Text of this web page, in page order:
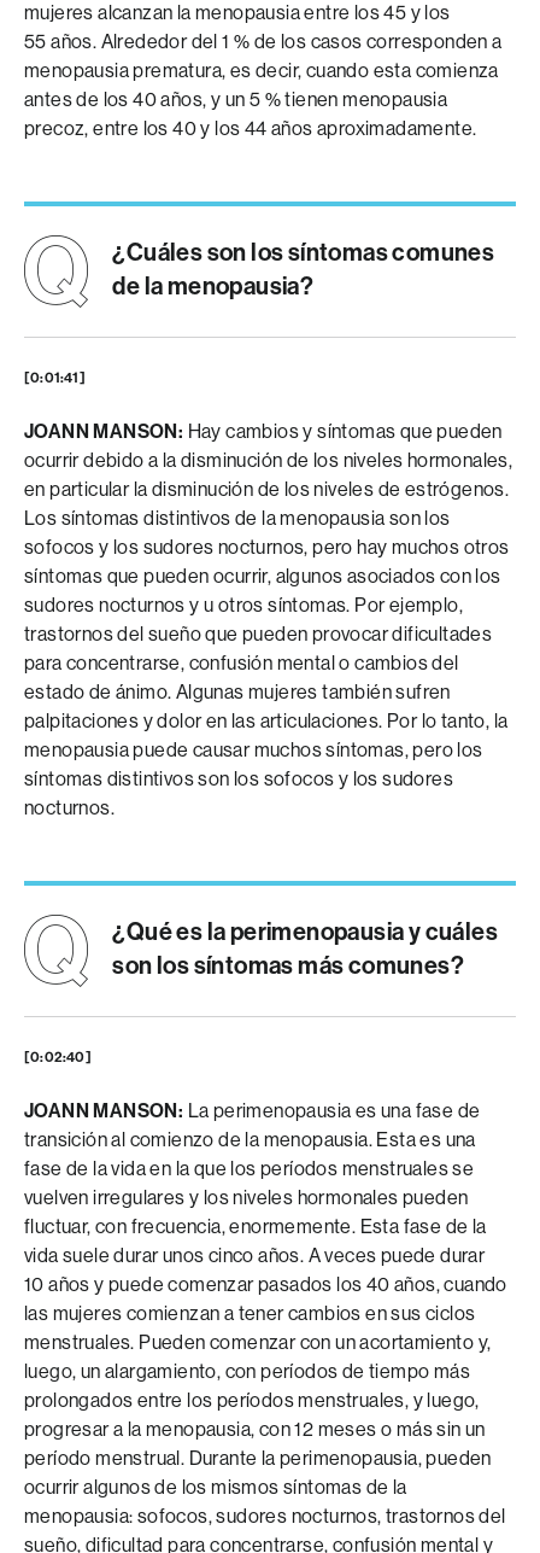
mujeres alcanzan la menopausia entre los 45 y los
55 años. Alrededor del 1 % de los casos corresponden a
menopausia prematura, es decir, cuando esta comienza
antes de los 40 años, y un 5 % tienen menopausia
precoz, entre los 40 y los 44 años aproximadamente.
¿Cuáles son los síntomas comunes
de la menopausia?
[0:01:41]
JOANN MANSON: Hay cambios y síntomas que pueden
ocurrir debido a la disminución de los niveles hormonales,
en particular la disminución de los niveles de estrógenos.
Los síntomas distintivos de la menopausia son los
sofocos y los sudores nocturnos, pero hay muchos otros
síntomas que pueden ocurrir, algunos asociados con los
sudores nocturnos y u otros síntomas. Por ejemplo,
trastornos del sueño que pueden provocar dificultades
para concentrarse, confusión mental o cambios del
estado de ánimo. Algunas mujeres también sufren
palpitaciones y dolor en las articulaciones. Por lo tanto, la
menopausia puede causar muchos síntomas, pero los
síntomas distintivos son los sofocos y los sudores
nocturnos.
¿Qué es la perimenopausia y cuáles
son los síntomas más comunes?
[0:02:40]
JOANN MANSON: La perimenopausia es una fase de
transición al comienzo de la menopausia. Esta es una
fase de la vida en la que los períodos menstruales se
vuelven irregulares y los niveles hormonales pueden
fluctuar, con frecuencia, enormemente. Esta fase de la
vida suele durar unos cinco años. A veces puede durar
10 años y puede comenzar pasados los 40 años, cuando
las mujeres comienzan a tener cambios en sus ciclos
menstruales. Pueden comenzar con un acortamiento y,
luego, un alargamiento, con períodos de tiempo más
prolongados entre los períodos menstruales, y luego,
progresar a la menopausia, con 12 meses o más sin un
período menstrual. Durante la perimenopausia, pueden
ocurrir algunos de los mismos síntomas de la
menopausia: sofocos, sudores nocturnos, trastornos del
sueño, dificultad para concentrarse, confusión mental y